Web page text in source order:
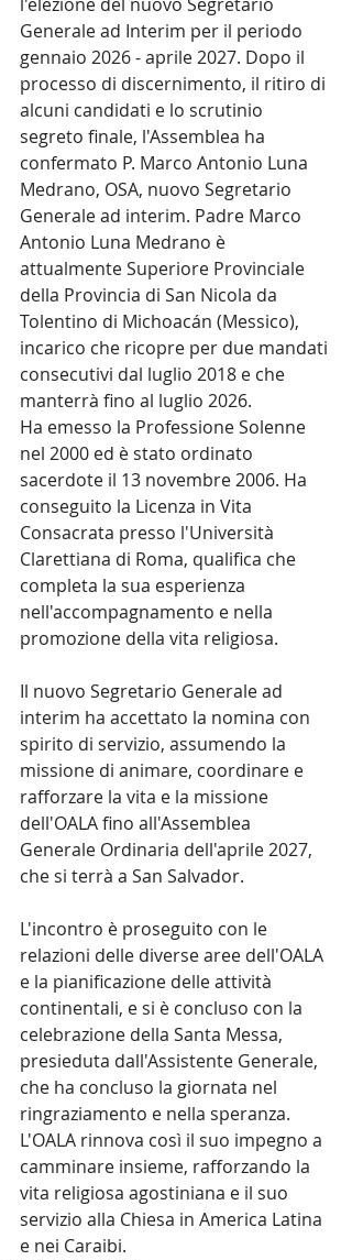
Generale ad Interim per il periodo
gennaio 2026 - aprile 2027. Dopo il
processo di discernimento, il ritiro di
alcuni candidati e lo scrutinio
segreto finale, l'Assemblea ha
confermato P. Marco Antonio Luna
Medrano, OSA, nuovo Segretario
Generale ad interim. Padre Marco
Antonio Luna Medrano è
attualmente Superiore Provinciale
della Provincia di San Nicola da
Tolentino di Michoacán (Messico),
incarico che ricopre per due mandati
consecutivi dal luglio 2018 e che
manterrà fino al luglio 2026.
Ha emesso la Professione Solenne
nel 2000 ed è stato ordinato
sacerdote il 13 novembre 2006. Ha
conseguito la Licenza in Vita
Consacrata presso l'Università
Clarettiana di Roma, qualifica che
completa la sua esperienza
nell'accompagnamento e nella
promozione della vita religiosa.
Il nuovo Segretario Generale ad
interim ha accettato la nomina con
spirito di servizio, assumendo la
missione di animare, coordinare e
rafforzare la vita e la missione
dell'OALA fino all'Assemblea
Generale Ordinaria dell'aprile 2027,
che si terrà a San Salvador.
L'incontro è proseguito con le
relazioni delle diverse aree dell'OALA
e la pianificazione delle attività
continentali, e si è concluso con la
celebrazione della Santa Messa,
presieduta dall'Assistente Generale,
che ha concluso la giornata nel
ringraziamento e nella speranza.
L'OALA rinnova così il suo impegno a
camminare insieme, rafforzando la
vita religiosa agostiniana e il suo
servizio alla Chiesa in America Latina
e nei Caraibi.